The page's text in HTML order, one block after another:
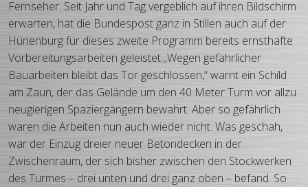
Fernseher. Seit Jahr und Tag vergeblich auf ihren Bildschirm
erwarten, hat die Bundespost ganz in Stillen auch auf der
Hünenburg für dieses zweite Programm bereits ernsthafte
Vorbereitungsarbeiten geleistet.,,Wegen gefährlicher
Bauarbeiten bleibt das Tor geschlossen,“ warnt ein Schild
am Zaun, der das Gelände um den 40 Meter Turm vor allzu
neugierigen Spaziergängern bewahrt. Aber so gefährlich
waren die Arbeiten nun auch wieder nicht. Was geschah,
war der Einzug dreier neuer Betondecken in der
Zwischenraum, der sich bisher zwischen den Stockwerken
des Turmes – drei unten und drei ganz oben – befand. So